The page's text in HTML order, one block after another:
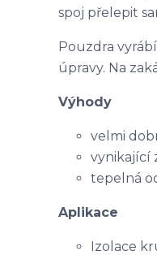
spoj přelepit
Pouzdra
úpravy. Na
Výhody
velmi
vynikající
tepelná
Aplikace
Izolace